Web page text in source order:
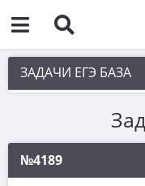
ЗАДАЧИ ЕГЭ БАЗА
1. Простые
2. Величины и
3. Графики,
№4189